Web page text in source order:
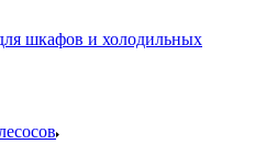
шкафов и холодильных